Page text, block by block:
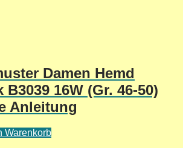
Damen Hemd
16W (Gr. 46-50)
Anleitung
Warenkorb